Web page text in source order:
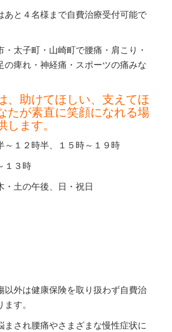
あと４名様まで自費治療受付可能で
・太子町・山崎町で腰痛・肩こり・
の痺れ・神経痛・スポーツの痛みな
、助けてほしい、支えてほ
たが素直に笑顔になれる場
ます。
～１２時半、１５時～１９時
３時
午後、日・祝日
以外は健康保険を取り扱わず自費治
す。
まされ腰痛やさまざまな慢性症状に